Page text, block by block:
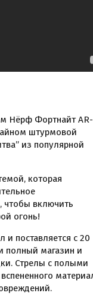
Нёрф Фортнайт
штурмовой
из популярной
которая
чтобы включить
огонь!
и поставляется с 20
полный магазин и
Стрелы с полыми